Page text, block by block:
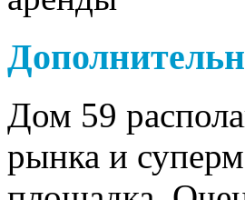
Дом 59
рынка и